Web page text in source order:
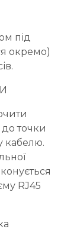
під
окремо)
точки
кабелю.
RJ45